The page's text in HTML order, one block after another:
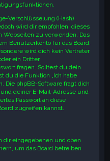
Verschlüsselung (Hash)
wird dir empfohlen, dieses
Webseiten zu verwenden. Das
Benutzerkonto für das Board,
wird dich kein Vertreter
ein Dritter
fragen. Solltest du dein
du die Funktion „Ich habe
Die phpBB-Software fragt dich
deiner E-Mail-Adresse und
Passwort an diese
zugreifen kannst.
dir eingegebenen und oben
um das Board betreiben